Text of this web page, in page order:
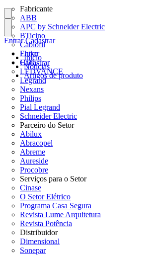
Fabricante
ABB
APC by Schneider Electric
BTicino
Cablofil
Fluke
HDL
LEDVANCE
Legrand
Nexans
Philips
Pial Legrand
Schneider Electric
Parceiro do Setor
Abilux
Abracopel
Abreme
Aureside
Procobre
Serviços para o Setor
Cinase
O Setor Elétrico
Programa Casa Segura
Revista Lume Arquitetura
Revista Potência
Distribuidor
Dimensional
Sonepar
Entrar
Cadastrar
Entrar Cadastrar
Início
Notícias
Artigos de produto